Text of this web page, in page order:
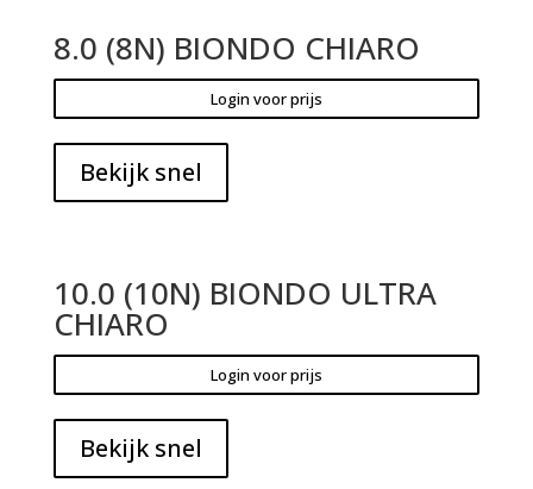
8.0 (8N) BIONDO CHIARO
Login voor prijs
Bekijk snel
10.0 (10N) BIONDO ULTRA
CHIARO
Login voor prijs
Bekijk snel